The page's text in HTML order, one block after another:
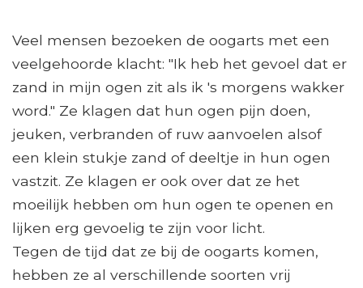
Veel mensen bezoeken de oogarts met een
veelgehoorde klacht: "Ik heb het gevoel dat er
zand in mijn ogen zit als ik 's morgens wakker
word." Ze klagen dat hun ogen pijn doen,
jeuken, verbranden of ruw aanvoelen alsof
een klein stukje zand of deeltje in hun ogen
vastzit. Ze klagen er ook over dat ze het
moeilijk hebben om hun ogen te openen en
lijken erg gevoelig te zijn voor licht.
Tegen de tijd dat ze bij de oogarts komen,
hebben ze al verschillende soorten vrij